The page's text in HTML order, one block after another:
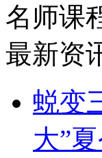
名师课
最新资
蜕变
大”